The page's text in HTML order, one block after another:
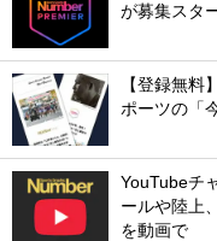
が募集スタ
【登録無料
ポーツの「
YouTubeチ
ールや陸上
を動画で